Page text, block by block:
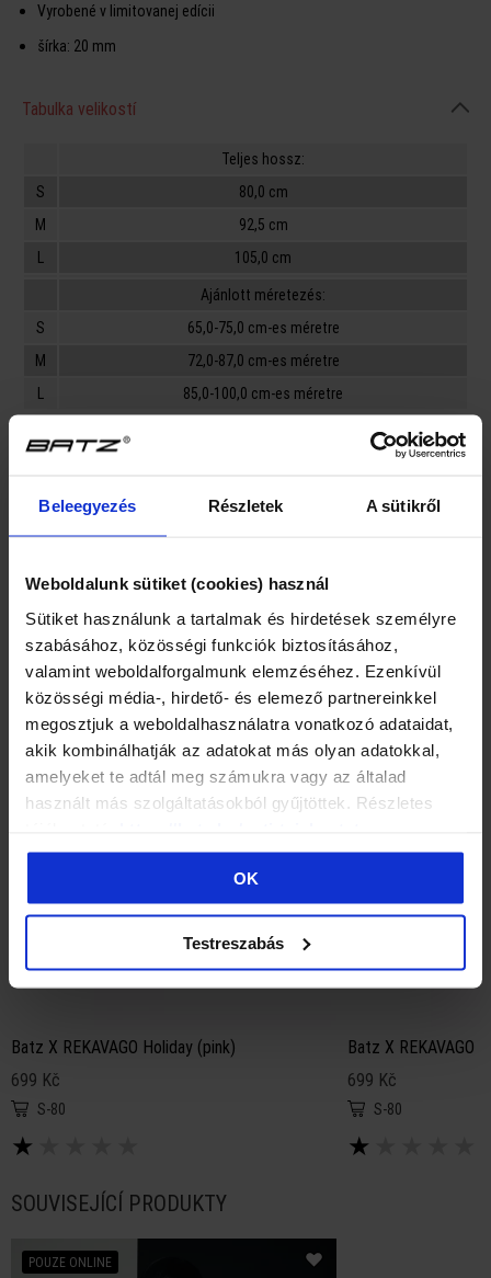
Beleegyezés Részletek A sütikről
Weboldalunk sütiket (cookies) használ
Sütiket használunk a tartalmak és hirdetések személyre
szabásához, közösségi funkciók biztosításához,
valamint weboldalforgalmunk elemzéséhez. Ezenkívül
közösségi média-, hirdető- és elemező partnereinkkel
megosztjuk a weboldalhasználatra vonatkozó adataidat,
akik kombinálhatják az adatokat más olyan adatokkal,
amelyeket te adtál meg számukra vagy az általad
használt más szolgáltatásokból gyűjtöttek. Részletes
OK
Testreszabás
Vyrobené v limitovanej edícii
šírka: 20 mm
Tabulka velikostí
Teljes hossz:
S
80,0 cm
M
92,5 cm
L
105,0 cm
Ajánlott méretezés:
S
65,0-75,0 cm-es méretre
M
72,0-87,0 cm-es méretre
L
85,0-100,0 cm-es méretre
Hodnocení
MOHLO BY VÁS TAKÉ ZAJÍMAT ...
POUZE ONLINE
Batz X REKAVAGO Holiday (pink)
699 Kč
S-80
★
POUZE ONLINE
Batz X REKAVAGO
699 Kč
S-80
★
SOUVISEJÍCÍ PRODUKTY
POUZE ONLINE